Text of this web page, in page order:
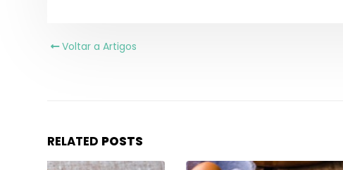
Voltar a Artigos
RELATED POSTS
com massa de frango